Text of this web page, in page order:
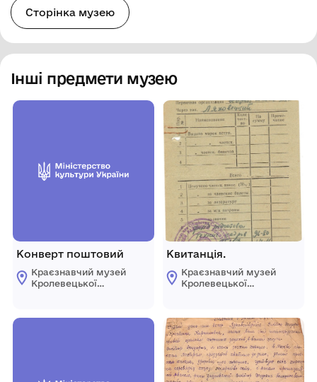
Сторінка музею
Інші предмети музею
Конверт поштовий
Краєзнавчий музей
Кролевецької
Квитанція.
Краєзнавчий музей
Кролевецької